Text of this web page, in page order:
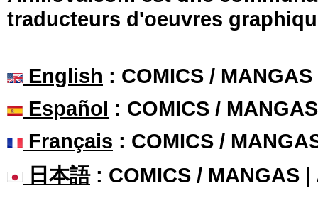
traducteurs d'oeuvres
English : COMICS /
Español : COMICS /
Français : COMICS /
日本語: COMICS / MANGAS |